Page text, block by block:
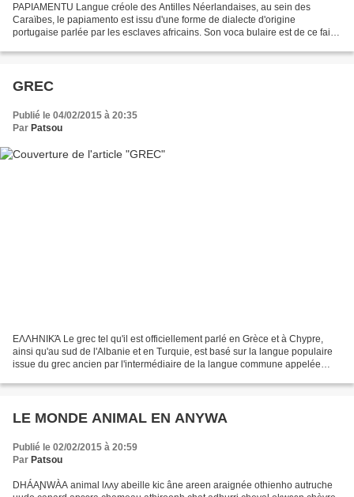
PAPIAMENTU Langue créole des Antilles Néerlandaises, au sein des
Caraïbes, le papiamento est issu d'une forme de dialecte d'origine
portugaise parlée par les esclaves africains. Son voca bulaire est de ce fait
GREC
Publié le 04/02/2015 à 20:35
Par Patsou
ΕΛΛΗΝΙΚΆ Le grec tel qu'il est officiellement parlé en Grèce et à Chypre,
ainsi qu'au sud de l'Albanie et en Turquie, est basé sur la langue populaire
issue du grec ancien par l'intermédiaire de la langue commune appelée
LE MONDE ANIMAL EN ANYWA
Publié le 02/02/2015 à 20:59
Par Patsou
DHÁAƝWÀA animal lʌʌy abeille kic âne areen araignée othienho autruche